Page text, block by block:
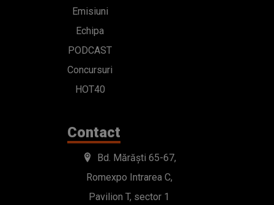
Emisiuni
Echipa
PODCAST
Concursuri
HOT40
Contact
Bd. Mărăști 65-67,
Romexpo Intrarea C,
Pavilion T, sector 1